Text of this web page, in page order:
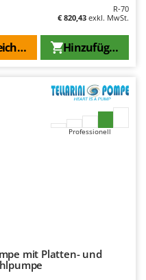
R-70
€ 820,43 exkl. MwSt.
Hinzufügen
Sie
Professionell
mit Platten- und